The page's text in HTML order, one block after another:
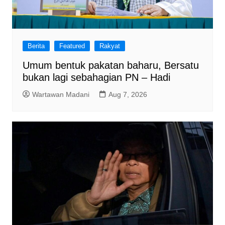
Berita Featured Rakyat
Umum bentuk pakatan baharu, Bersatu
bukan lagi sebahagian PN – Hadi
Wartawan Madani Aug 7, 2026